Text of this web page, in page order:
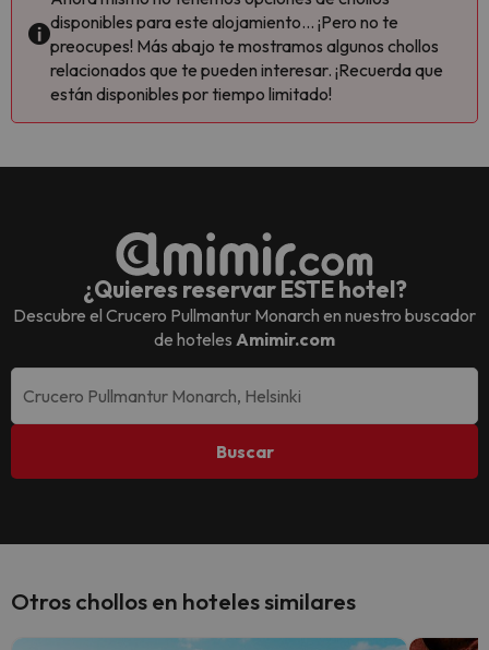
disponibles para este alojamiento... ¡Pero no te
preocupes! Más abajo te mostramos algunos chollos
relacionados que te pueden interesar. ¡Recuerda que
están disponibles por tiempo limitado!
¿Quieres reservar ESTE hotel?
Descubre el Crucero Pullmantur Monarch en nuestro buscador
de hoteles Amimir.com
Buscar
Otros chollos en hoteles similares